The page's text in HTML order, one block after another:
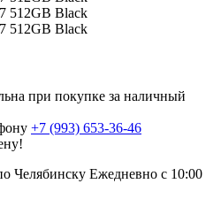
при покупке за наличный
+7 (993) 653-36-46
Челябинску Ежедневно с 10:00